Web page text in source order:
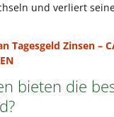
und verliert
Tagesgeld Zinsen –
bieten die